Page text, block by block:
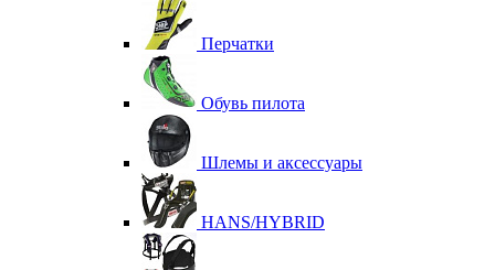
Перчатки
Обувь пилота
Шлемы и аксессуары
HANS/HYBRID